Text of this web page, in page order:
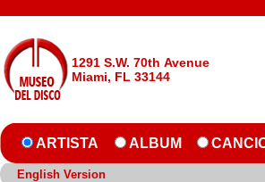
1291 S.W. 70th Avenue
Miami, FL 33144
ARTISTA ALBUM
English Version